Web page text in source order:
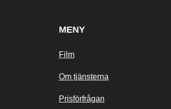
MENY
Film
Om tjänsterna
Prisförfrågan